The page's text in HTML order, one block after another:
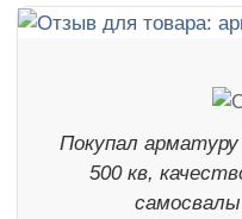
Покупал арматуру
500 кв,